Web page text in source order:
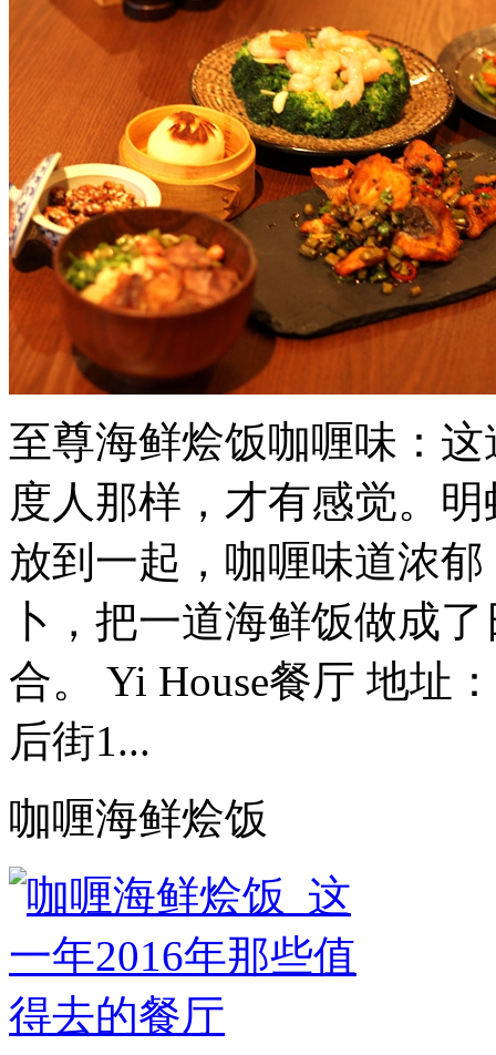
至尊海鲜烩饭咖喱味：
度人那样，才有感觉。
放到一起，咖喱味道浓
卜，把一道海鲜饭做成
合。 Yi House餐厅 地址
后街1...
咖喱海鲜烩饭